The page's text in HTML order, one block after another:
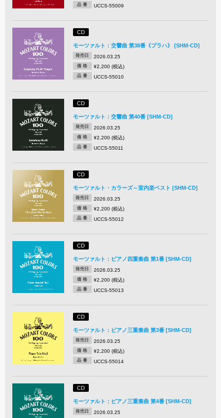
品 番 UCCS-55009
CD
モーツァルト：交響曲 第38番《プラハ》 [SHM-CD]
発売日 2026.03.25
価 格 ¥2,200 (税込)
品 番 UCCS-55010
CD
モーツァルト：交響曲 第40番 [SHM-CD]
発売日 2026.03.25
価 格 ¥2,200 (税込)
品 番 UCCS-55011
CD
モーツァルト・カラーズ～室内楽ベスト [SHM-CD]
発売日 2026.03.25
価 格 ¥2,200 (税込)
品 番 UCCS-55012
CD
モーツァルト：ピアノ四重奏曲 第1番 [SHM-CD]
発売日 2026.03.25
価 格 ¥2,200 (税込)
品 番 UCCS-55013
CD
モーツァルト：ピアノ三重奏曲 第3番 [SHM-CD]
発売日 2026.03.25
価 格 ¥2,200 (税込)
品 番 UCCS-55014
CD
モーツァルト：ピアノ三重奏曲 第4番 [SHM-CD]
発売日 2026.03.25